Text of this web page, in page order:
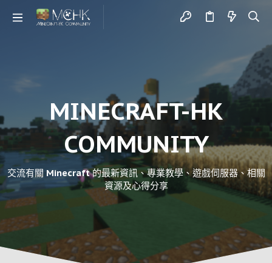
MINECRAFT-HK
COMMUNITY
交流有關 Minecraft 的最新資訊、專業教學、遊戲伺服器、相關
資源及心得分享